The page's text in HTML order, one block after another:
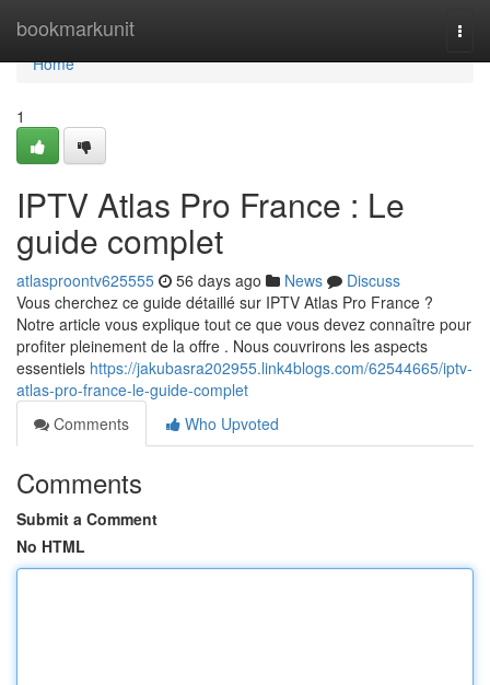
bookmarkunit
Home
Home
1
IPTV Atlas Pro France : Le
guide complet
atlasproontv625555 56 days ago News
Discuss
Vous cherchez ce guide détaillé sur IPTV Atlas Pro France ?
Notre article vous explique tout ce que vous devez connaître pour
profiter pleinement de la offre . Nous couvrirons les aspects
essentiels https://jakubasra202955.link4blogs.com/62544665/iptv-
atlas-pro-france-le-guide-complet
Comments
Who Upvoted
Comments
Submit a Comment
No HTML